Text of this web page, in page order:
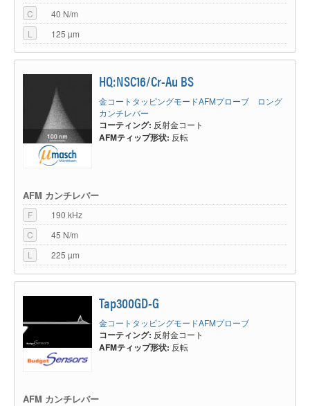
C
40 N/m
L
125 µm
HQ:NSC16/Cr-Au BS
金コートタッピングモードAFMプローブ ロング
カンチレバー
コーティング: 反射金コート
AFMティップ形状: 反転
AFM カンチレバー
F
190 kHz
C
45 N/m
L
225 µm
Tap300GD-G
金コートタッピングモードAFMプローブ
コーティング: 反射金コート
AFMティップ形状: 反転
AFM カンチレバー